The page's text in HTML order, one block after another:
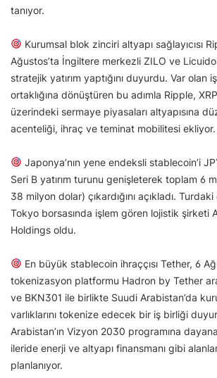
tanıyor.
Kurumsal blok zinciri altyapı sağlayıcısı
Ağustos’ta İngiltere merkezli ZILO ve
stratejik yatırım yaptığını duyurdu. Var olan
ortaklığına dönüştüren bu adımla Ripple,
üzerindeki sermaye piyasaları altyapısına
acenteliği, ihraç ve teminat mobilitesi ekliyor.
Japonya’nın yene endeksli stablecoin’i
Seri B yatırım turunu genişleterek toplam 6
38 milyon dolar) çıkardığını açıkladı. Turdaki
Tokyo borsasında işlem gören lojistik şirketi
Holdings oldu.
En büyük stablecoin ihraççısı Tether, 6
tokenizasyon platformu Hadron by Tether
ve BKN301 ile birlikte Suudi Arabistan’da
varlıklarını tokenize edecek bir iş birliği
Arabistan’ın Vizyon 2030 programına
ileride enerji ve altyapı finansmanı gibi
planlanıyor.